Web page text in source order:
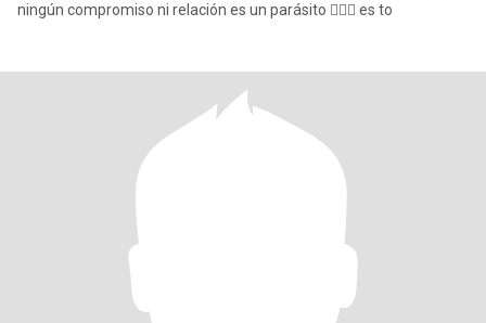
ningún compromiso ni relación es un parásito 🤦🏻‍♀️ es to